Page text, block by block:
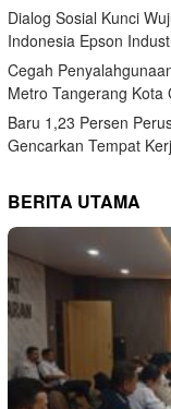
Dialog Sosial Kunci
Indonesia Epson
Cegah
Metro Tangerang Kota
Baru 1,23 Persen
Gencarkan Tempat
BERITA UTAMA